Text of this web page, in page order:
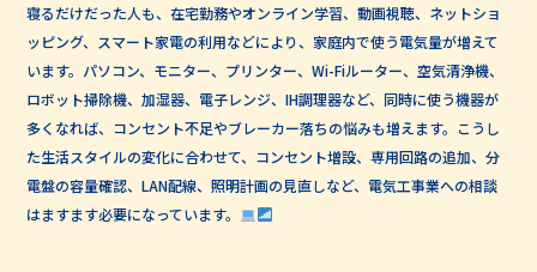
寝るだけだった人も、在宅勤務やオンライン学習、動画視聴、ネットショ
ッピング、スマート家電の利用などにより、家庭内で使う電気量が増えて
います。パソコン、モニター、プリンター、Wi-Fiルーター、空気清浄機、
ロボット掃除機、加湿器、電子レンジ、IH調理器など、同時に使う機器が
多くなれば、コンセント不足やブレーカー落ちの悩みも増えます。こうし
た生活スタイルの変化に合わせて、コンセント増設、専用回路の追加、分
電盤の容量確認、LAN配線、照明計画の見直しなど、電気工事業への相談
はますます必要になっています。